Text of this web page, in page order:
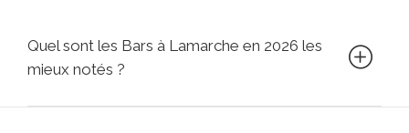
Quel sont les Bars à Lamarche en 2026 les
mieux notés ?